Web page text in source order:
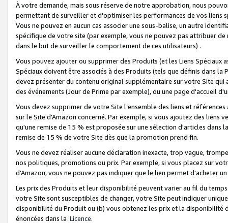
À votre demande, mais sous réserve de notre approbation, nous
permettant de surveiller et d'optimiser les performances de vos liens
Vous ne pouvez en aucun cas associer une sous-balise, un autre
spécifique de votre site (par exemple, vous ne pouvez pas attribuer
dans le but de surveiller le comportement de ces utilisateurs) .
Vous pouvez ajouter ou supprimer des Produits (et les Liens
Spéciaux doivent être associés à des Produits (tels que définis dans
devez présenter du contenu original supplémentaire sur votre Site qui
des événements (Jour de Prime par exemple), ou une page d'accueil
Vous devez supprimer de votre Site l’ensemble des liens et
sur le Site d'Amazon concerné. Par exemple, si vous ajoutez des
qu'une remise de 15 % est proposée sur une sélection d'articles
remise de 15 % de votre Site dès que la promotion prend fin.
Vous ne devez réaliser aucune déclaration inexacte, trop vague,
nos politiques, promotions ou prix. Par exemple, si vous placez sur
d'Amazon, vous ne pouvez pas indiquer que le lien permet d'acheter
Les prix des Produits et leur disponibilité peuvent varier au fil du
votre Site sont susceptibles de changer, votre Site peut indiquer
disponibilité du Produit ou (b) vous obtenez les prix et la disponibilité
énoncées dans la Licence.